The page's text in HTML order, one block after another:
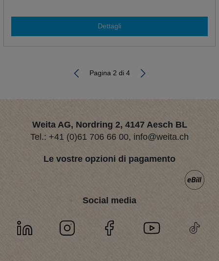
Dettagli
Pagina 2 di 4
Weita AG, Nordring 2, 4147 Aesch BL
Tel.: +41 (0)61 706 66 00, info@weita.ch
Le vostre opzioni di pagamento
Social media